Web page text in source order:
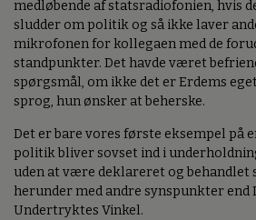
medløbende af statsradiofonien, hvis
sludder om politik og så ikke laver
mikrofonen for kollegaen med de
standpunkter. Det havde været
spørgsmål, om ikke det er Erdems
sprog, hun ønsker at beherske.
Det er bare vores første eksempel på
politik bliver sovset ind i
uden at være deklareret og behandlet
herunder med andre synspunkter end
Undertryktes Vinkel.